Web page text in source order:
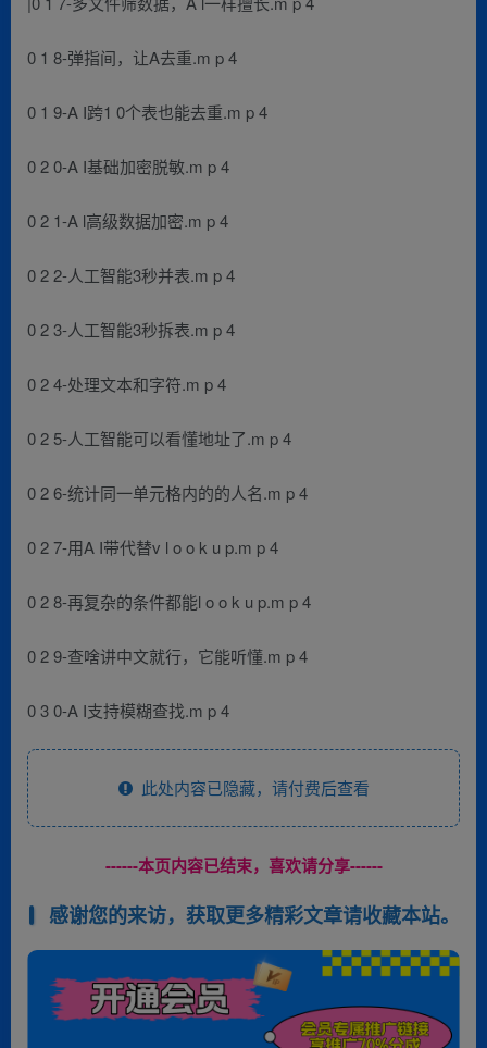
0 1 8-弹指间，让A去重.m p 4
0 1 9-A I跨1 0个表也能去重.m p 4
0 2 0-A I基础加密脱敏.m p 4
0 2 1-A l高级数据加密.m p 4
0 2 2-人工智能3秒并表.m p 4
0 2 3-人工智能3秒拆表.m p 4
0 2 4-处理文本和字符.m p 4
0 2 5-人工智能可以看懂地址了.m p 4
0 2 6-统计同一单元格内的的人名.m p 4
0 2 7-用A I带代替v l o o k u p.m p 4
0 2 8-再复杂的条件都能l o o k u p.m p 4
0 2 9-查啥讲中文就行，它能听懂.m p 4
0 3 0-A I支持模糊查找.m p 4
此处内容已隐藏，请付费后查看
------本页内容已结束，喜欢请分享------
感谢您的来访，获取更多精彩文章请收藏本站。